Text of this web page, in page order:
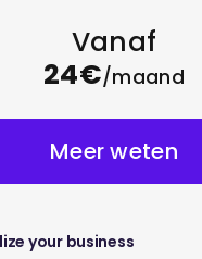
Vanaf
24€/maand
Meer weten
your business